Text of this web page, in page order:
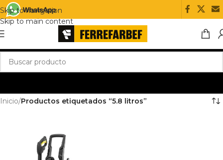
Skip to navigation
Skip to main content
Inicio/Productos etiquetados “5.8 litros”